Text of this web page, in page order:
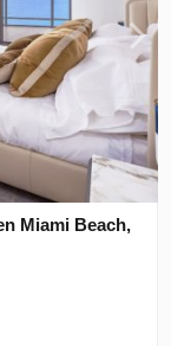
Miami Beach,